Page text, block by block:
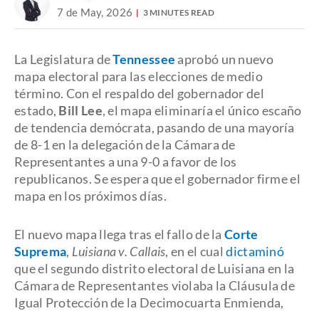
7 de May, 2026 3 MINUTES READ
La Legislatura deTennessee aprobó un nuevo
mapa electoral para las elecciones de medio
término. Con el respaldo del gobernador del
estado, Bill Lee, el mapa eliminaría el único escaño
de tendencia demócrata, pasando de una mayoría
de 8-1 en la delegación de la Cámara de
Representantes a una 9-0 a favor de los
republicanos. Se espera que el gobernador firme el
mapa en los próximos días.
El nuevo mapa llega tras el fallo de la Corte
Suprema, Luisiana v. Callais, en el cualdictaminó
que el segundo distrito electoral de Luisiana en la
Cámara de Representantes violaba la Cláusula de
Igual Protección de la Decimocuarta Enmienda,